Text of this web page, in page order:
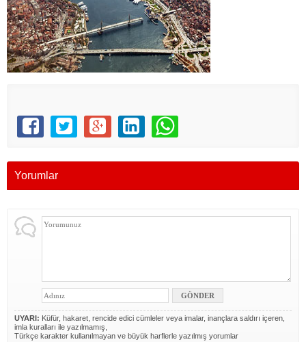
Yorumlar
UYARI: Küfür, hakaret, rencide edici cümleler veya imalar, inançlara saldırı içeren,
imla kuralları ile yazılmamış,
Türkçe karakter kullanılmayan ve büyük harflerle yazılmış yorumlar